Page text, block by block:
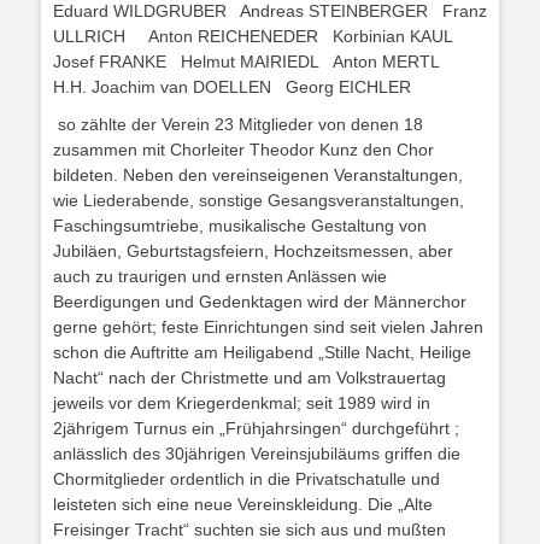
Eduard WILDGRUBER Andreas STEINBERGER Franz
ULLRICH Anton REICHENEDER Korbinian KAUL
Josef FRANKE Helmut MAIRIEDL Anton MERTL
H.H. Joachim van DOELLEN Georg EICHLER
so zählte der Verein 23 Mitglieder von denen 18
zusammen mit Chorleiter Theodor Kunz den Chor
bildeten. Neben den vereinseigenen Veranstaltungen,
wie Liederabende, sonstige Gesangsveranstaltungen,
Faschingsumtriebe, musikalische Gestaltung von
Jubiläen, Geburtstagsfeiern, Hochzeitsmessen, aber
auch zu traurigen und ernsten Anlässen wie
Beerdigungen und Gedenktagen wird der Männerchor
gerne gehört; feste Einrichtungen sind seit vielen Jahren
schon die Auftritte am Heiligabend „Stille Nacht, Heilige
Nacht“ nach der Christmette und am Volkstrauertag
jeweils vor dem Kriegerdenkmal; seit 1989 wird in
2jährigem Turnus ein „Frühjahrsingen“ durchgeführt ;
anlässlich des 30jährigen Vereinsjubiläums griffen die
Chormitglieder ordentlich in die Privatschatulle und
leisteten sich eine neue Vereinskleidung. Die „Alte
Freisinger Tracht“ suchten sie sich aus und mußten